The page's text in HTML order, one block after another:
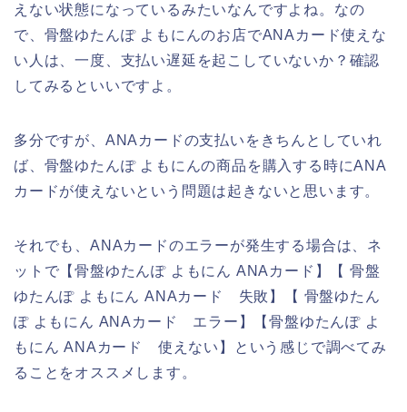
えない状態になっているみたいなんですよね。なの
で、骨盤ゆたんぽ よもにんのお店でANAカード使えな
い人は、一度、支払い遅延を起こしていないか？確認
してみるといいですよ。
多分ですが、ANAカードの支払いをきちんとしていれ
ば、骨盤ゆたんぽ よもにんの商品を購入する時にANA
カードが使えないという問題は起きないと思います。
それでも、ANAカードのエラーが発生する場合は、ネ
ットで【骨盤ゆたんぽ よもにん ANAカード】【 骨盤
ゆたんぽ よもにん ANAカード 失敗】【 骨盤ゆたん
ぽ よもにん ANAカード エラー】【骨盤ゆたんぽ よ
もにん ANAカード 使えない】という感じで調べてみ
ることをオススメします。